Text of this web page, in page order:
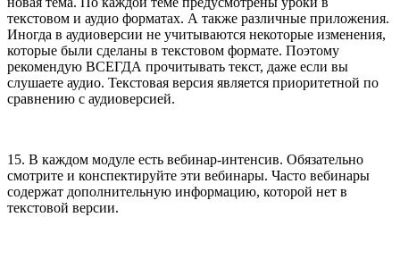
текстовом и аудио форматах. А также различные приложения.
Иногда в аудиоверсии не учитываются некоторые изменения,
которые были сделаны в текстовом формате. Поэтому
рекомендую ВСЕГДА прочитывать текст, даже если вы
слушаете аудио. Текстовая версия является приоритетной по
сравнению с аудиоверсией.
15. В каждом модуле есть вебинар-интенсив. Обязательно
смотрите и конспектируйте эти вебинары. Часто вебинары
содержат дополнительную информацию, которой нет в
текстовой версии.